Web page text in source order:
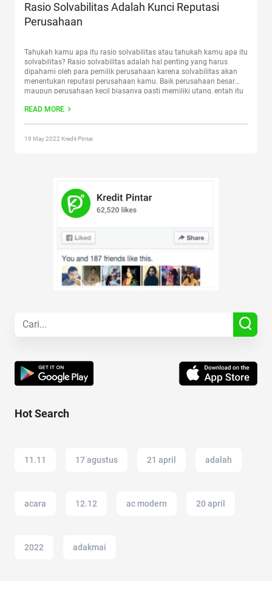
Rasio Solvabilitas Adalah Kunci Reputasi
Perusahaan
Tahukah kamu apa itu rasio solvabilitas atau tahukah kamu apa itu
solvabilitas? Rasio solvabilitas adalah hal penting yang harus
dipahami oleh para pemilik perusahaan karena solvabilitas akan
menentukan reputasi perusahaan kamu. Baik perusahaan besar
maupun perusahaan kecil biasanya pasti memiliki utang, entah itu
waktu yangContinue reading
READ MORE
19 May 2022 Kredit Pintar.
Hot Search
11.11 17 agustus 21 april adalah
acara 12.12 ac modern 20 april
2022 adakmai